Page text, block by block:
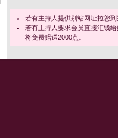
若有主持人提供别站网址拉您
若有主持人要求会员直接汇钱
将免费赠送2000点。